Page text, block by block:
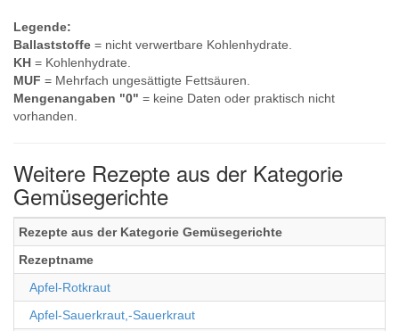
Legende:
Ballaststoffe = nicht verwertbare Kohlenhydrate.
KH = Kohlenhydrate.
MUF = Mehrfach ungesättigte Fettsäuren.
Mengenangaben "0" = keine Daten oder praktisch nicht
vorhanden.
Weitere Rezepte aus der Kategorie
Gemüsegerichte
Rezepte aus der Kategorie Gemüsegerichte
Rezeptname
Apfel-Rotkraut
Apfel-Sauerkraut,-Sauerkraut